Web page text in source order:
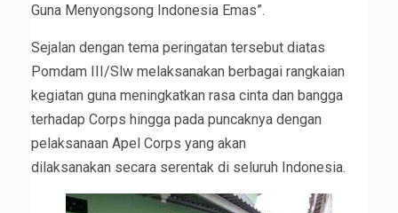
Guna Menyongsong Indonesia Emas”.
Sejalan dengan tema peringatan tersebut diatas
Pomdam III/Slw melaksanakan berbagai rangkaian
kegiatan guna meningkatkan rasa cinta dan bangga
terhadap Corps hingga pada puncaknya dengan
pelaksanaan Apel Corps yang akan
dilaksanakan secara serentak di seluruh Indonesia.